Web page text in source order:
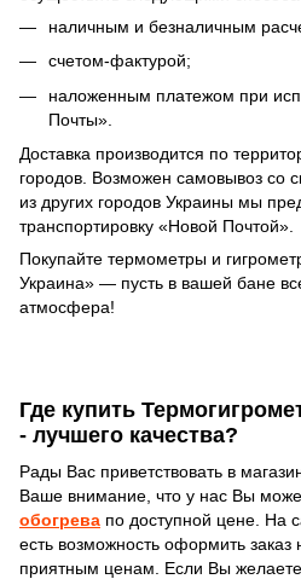
наличным и безналичным
счетом-фактурой;
наложенным платежом при
Почты».
Доставка производится по
городов. Возможен самовывоз со
из других городов Украины мы
транспортировку «Новой Почтой».
Покупайте термометры и
Украина» — пусть в вашей бане
атмосфера!
Где купить
- лучшего качества?
Рады Вас приветствовать в
Ваше внимание, что у нас Вы
обогрева по доступной цене. На
есть возможность оформить заказ
приятным ценам. Если Вы желаете